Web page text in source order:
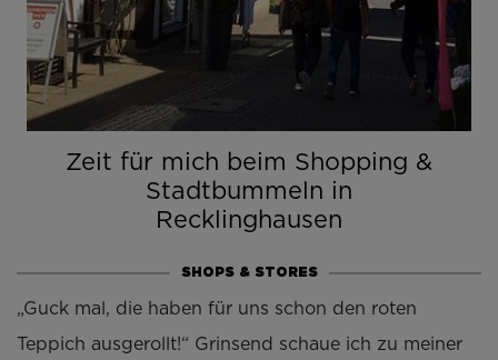
Zeit für mich beim Shopping &
Stadtbummeln in
Recklinghausen
SHOPS & STORES
„Guck mal, die haben für uns schon den roten
Teppich ausgerollt!“ Grinsend schaue ich zu meiner